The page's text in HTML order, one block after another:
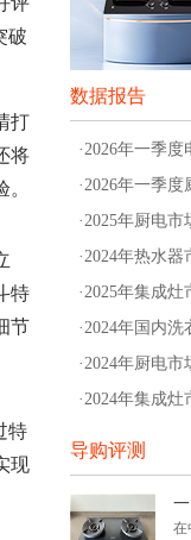
破
打
将
特
节
特
现
数据报告
·2026年一季
·2026年一季
·2025年厨电
·2024年热水
·2025年集成
·2024年国内
·2024年厨电
·2024年集成
导购评测
在